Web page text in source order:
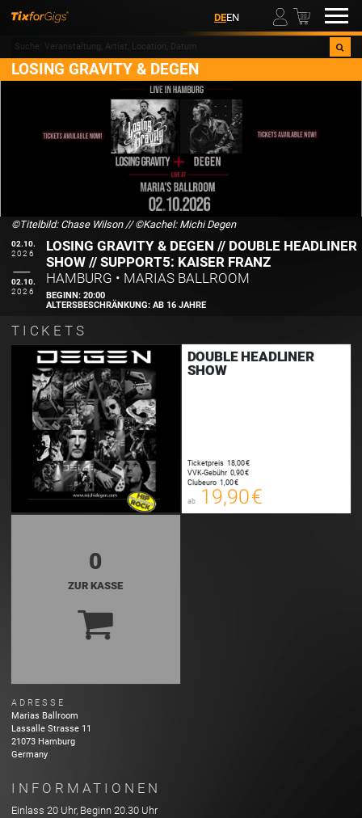
DEEN 00
LOSING GRAVITY & DEGEN
©Titelbild: Chase Wilson // ©Kachel: Michi Degen
02.10.
2026
02.10.
2026
LOSING GRAVITY & DEGEN // DOUBLE HEADLINER
SHOW // SUPPORT5: KAISER FRANZ
HAMBURG • MARIAS BALLROOM
BEGINN:20:00
ALTERSBESCHRÄNKUNG:AB 16 JAHRE
TICKETS
DOUBLE HEADLINER
SHOW
Ticketpreis 18,00 €
VVK-Gebühr 0,90 €
Clubeuro 1,00 €
ab 19,90 €
00
0
ZUR KASSE
ADRESSE
Marias Ballroom
Lassalle Strasse 11
21073 Hamburg
Germany
INFORMATIONEN
Einlass 20 Uhr, Beginn 20.30 Uhr